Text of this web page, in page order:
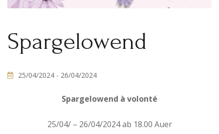
Spargelowend
25/04/2024 - 26/04/2024
Spargelowend à volonté
25/04/ – 26/04/2024 ab 18.00 Auer